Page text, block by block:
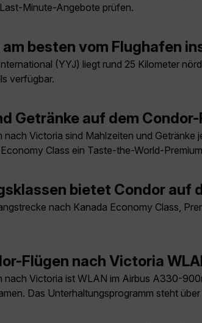
Minute-Angebote prüfen.
besten vom Flughafen
(YYJ) liegt rund 25 Kilometer
verfügbar.
Getränke auf dem
Victoria sind Mahlzeiten und
Class ein Taste-the-World-
bietet Condor auf
nach Kanada Economy Class,
Flügen nach Victoria
Victoria ist WLAN im Airbus A330-
Das Unterhaltungsprogramm steht